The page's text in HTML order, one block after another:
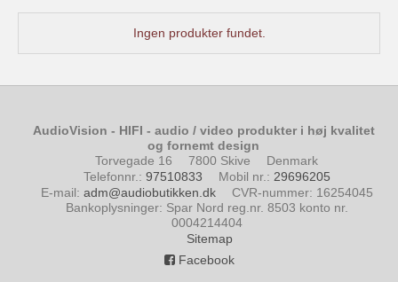
Ingen produkter fundet.
AudioVision - HIFI - audio / video produkter i høj kvalitet
og fornemt design
Torvegade 16
7800 Skive
Denmark
Telefonnr.: 97510833 Mobil nr.: 29696205
E-mail: adm@audiobutikken.dk CVR-nummer: 16254045
Bankoplysninger: Spar Nord reg.nr. 8503 konto nr.
0004214404
Sitemap
Facebook